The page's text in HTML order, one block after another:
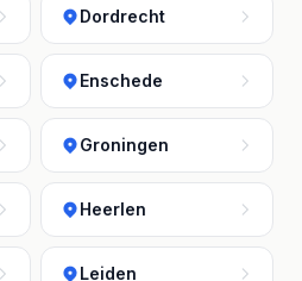
Dordrecht
Enschede
Groningen
Heerlen
Leiden